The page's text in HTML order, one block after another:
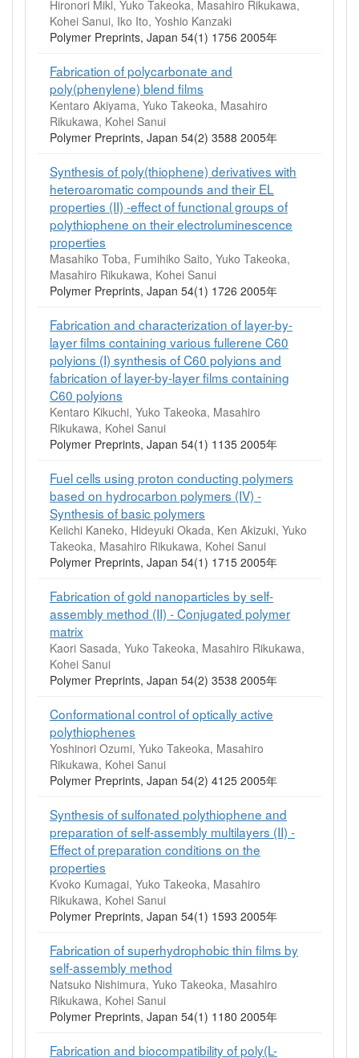
Hironori Mikl, Yuko Takeoka, Masahiro Rikukawa,
Kohei Sanui, Iko Ito, Yoshio Kanzaki
Polymer Preprints, Japan 54(1) 1756 2005年
Fabrication of polycarbonate and
poly(phenylene) blend films
Kentaro Akiyama, Yuko Takeoka, Masahiro
Rikukawa, Kohei Sanui
Polymer Preprints, Japan 54(2) 3588 2005年
Synthesis of poly(thiophene) derivatives with
heteroaromatic compounds and their EL
properties (II) -effect of functional groups of
polythiophene on their electroluminescence
properties
Masahiko Toba, Fumihiko Saito, Yuko Takeoka,
Masahiro Rikukawa, Kohei Sanui
Polymer Preprints, Japan 54(1) 1726 2005年
Fabrication and characterization of layer-by-
layer films containing various fullerene C60
polyions (I) synthesis of C60 polyions and
fabrication of layer-by-layer films containing
C60 polyions
Kentaro Kikuchi, Yuko Takeoka, Masahiro
Rikukawa, Kohei Sanui
Polymer Preprints, Japan 54(1) 1135 2005年
Fuel cells using proton conducting polymers
based on hydrocarbon polymers (IV) -
Synthesis of basic polymers
Keiichi Kaneko, Hideyuki Okada, Ken Akizuki, Yuko
Takeoka, Masahiro Rikukawa, Kohei Sanui
Polymer Preprints, Japan 54(1) 1715 2005年
Fabrication of gold nanoparticles by self-
assembly method (II) - Conjugated polymer
matrix
Kaori Sasada, Yuko Takeoka, Masahiro Rikukawa,
Kohei Sanui
Polymer Preprints, Japan 54(2) 3538 2005年
Conformational control of optically active
polythiophenes
Yoshinori Ozumi, Yuko Takeoka, Masahiro
Rikukawa, Kohei Sanui
Polymer Preprints, Japan 54(2) 4125 2005年
Synthesis of sulfonated polythiophene and
preparation of self-assembly multilayers (II) -
Effect of preparation conditions on the
properties
Kvoko Kumagai, Yuko Takeoka, Masahiro
Rikukawa, Kohei Sanui
Polymer Preprints, Japan 54(1) 1593 2005年
Fabrication of superhydrophobic thin films by
self-assembly method
Natsuko Nishimura, Yuko Takeoka, Masahiro
Rikukawa, Kohei Sanui
Polymer Preprints, Japan 54(1) 1180 2005年
Fabrication and biocompatibility of poly(L-